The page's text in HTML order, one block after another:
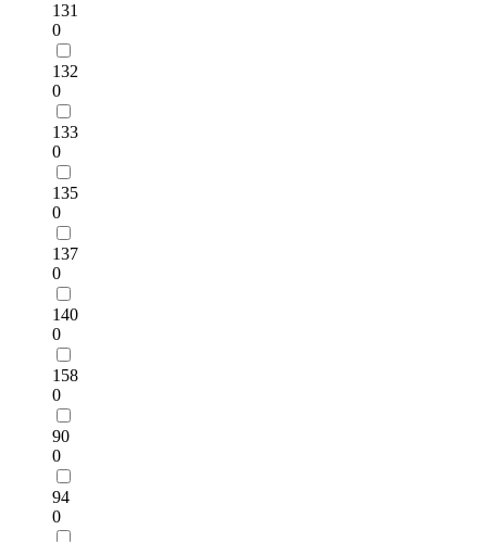
131
0
132
0
133
0
135
0
137
0
140
0
158
0
90
0
94
0